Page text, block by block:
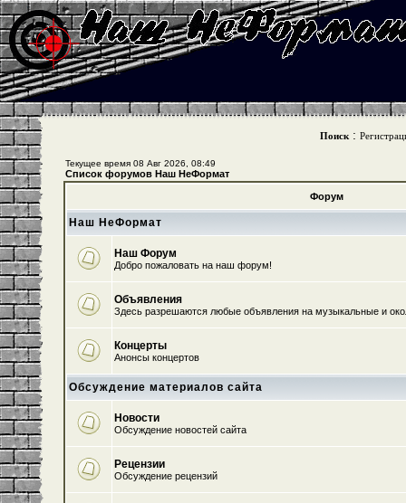
Поиск :
Текущее время 08 Авг 2026, 08:49
Список форумов Наш НеФормат
Форум
Наш НеФормат
Наш Форум
Добро пожаловать на наш форум!
Объявления
Здесь разрешаются любые объявления на музыкальные и
Концерты
Анонсы концертов
Обсуждение материалов сайта
Новости
Обсуждение новостей сайта
Рецензии
Обсуждение рецензий